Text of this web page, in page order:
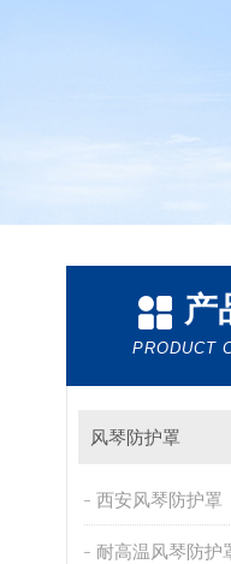
产
PRODUCT
风琴防护罩
西安风琴防护罩
耐高温风琴防护